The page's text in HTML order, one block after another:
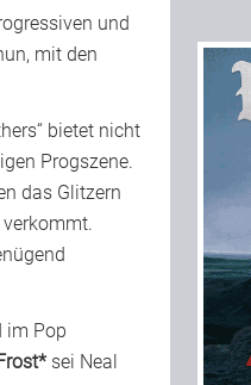
und
mit den
bietet nicht
Progszene.
das Glitzern
im Pop
sei Neal